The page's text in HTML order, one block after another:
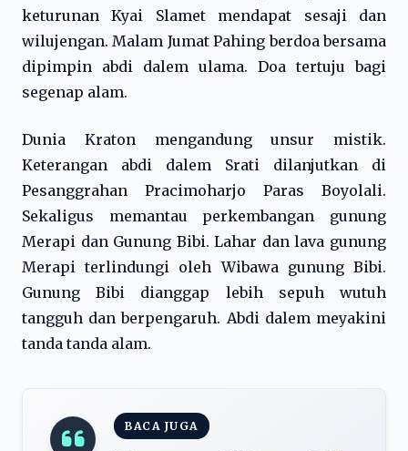
keturunan Kyai Slamet mendapat sesaji dan
wilujengan. Malam Jumat Pahing berdoa bersama
dipimpin abdi dalem ulama. Doa tertuju bagi
segenap alam.
Dunia Kraton mengandung unsur mistik.
Keterangan abdi dalem Srati dilanjutkan di
Pesanggrahan Pracimoharjo Paras Boyolali.
Sekaligus memantau perkembangan gunung
Merapi dan Gunung Bibi. Lahar dan lava gunung
Merapi terlindungi oleh Wibawa gunung Bibi.
Gunung Bibi dianggap lebih sepuh wutuh
tangguh dan berpengaruh. Abdi dalem meyakini
tanda tanda alam.
BACA JUGA